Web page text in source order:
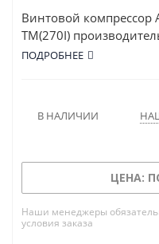
Винтовой компрессор
TM(270I)
рабочим давлением в
ПОДРОБНЕЕ
В НАЛИЧИИ
ЦЕНА:
Наши менеджеры
условия заказа